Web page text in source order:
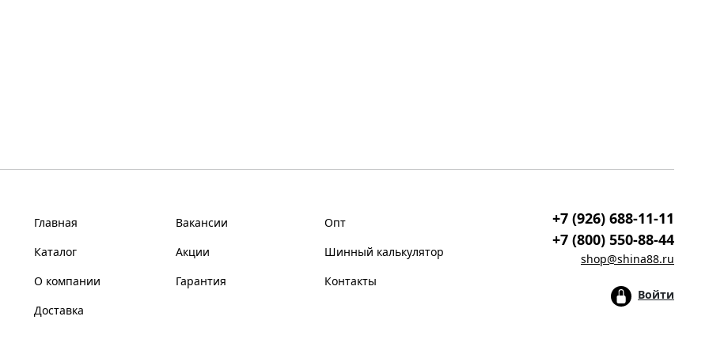
Главная
Каталог
О компании
Доставка
Вакансии
Акции
Гарантия
Опт
Шинный калькулятор
Контакты
+7 (926) 688-11-11
+7 (800) 550-88-44
shop@shina88.ru
Войти